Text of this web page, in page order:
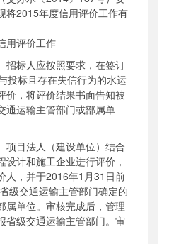
将2015年度信用评价工作有
评价工作
招标人应按照要求，在签订
投标且存在失信行为的水运
价，将评价结果书面告知被
通运输主管部门或部属单
项目法人（建设单位）结合
计和施工企业进行评价，
人，并于2016年1 月31 日前
级交通运输主管部门确定的
属单位。审核完成后，管理
省级交通运输主管部门。审